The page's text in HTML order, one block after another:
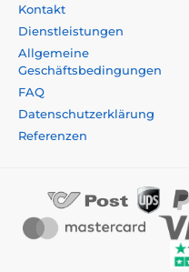
Kontakt
Dienstleistungen
Allgemeine
Geschäftsbedingungen
FAQ
Datenschutzerklärung
Referenzen